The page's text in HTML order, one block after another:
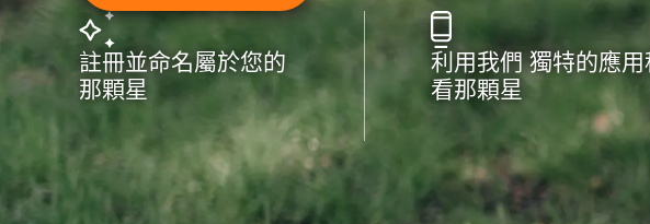
註冊並命名屬於您的
那顆星
利用我們 獨特的應用
看那顆星